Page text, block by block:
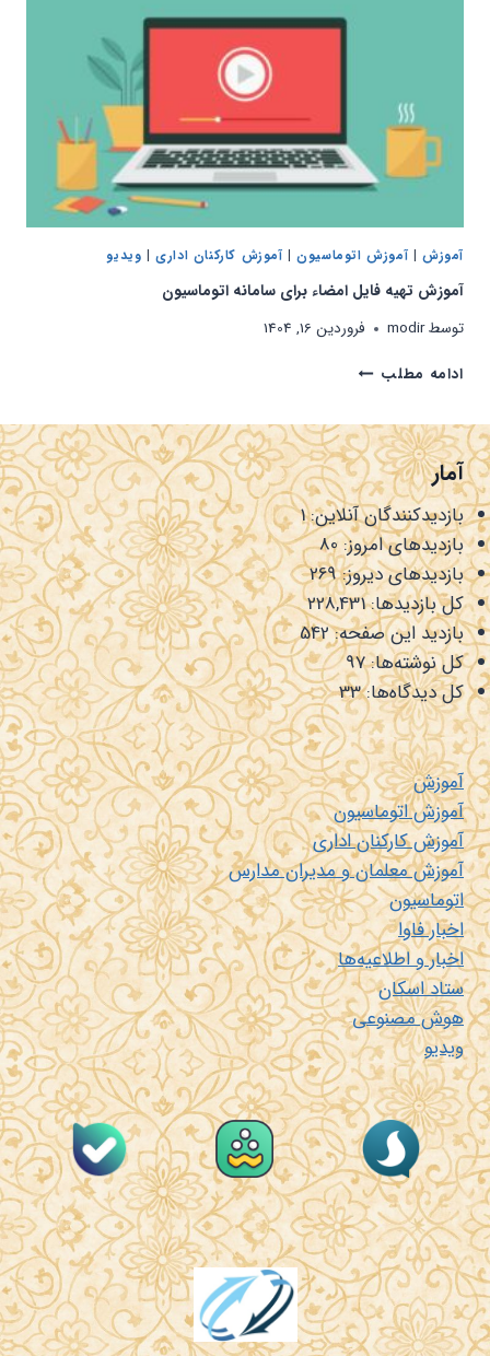
(عمومی)
آموزش| آموزش اتوماسیون| آموزش کارکنان اداری| ویدیو
آموزش تهیه فایل امضاء برای سامانه اتوماسیون
توسطmodir
فروردین 16, 1404
ادامه مطلبآموزش
امضاء
برای
سامانه
اتوماسیون
آمار
بازدیدکنندگان آنلاین:1
بازدیدهای امروز:80
بازدیدهای دیروز:269
کل بازدیدها:228,431
بازدید این صفحه:542
کل نوشته‌ها:97
کل دیدگاه‌ها:33
آموزش
آموزش اتوماسیون
آموزش کارکنان اداری
آموزش معلمان و مدیران مدارس
اتوماسیون
اخبار فاوا
اخبار و اطلاعیه‌ها
ستاد اسکان
هوش مصنوعی
ویدیو